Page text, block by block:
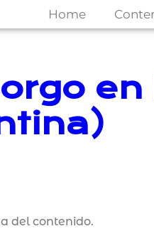
Home
del contenido.